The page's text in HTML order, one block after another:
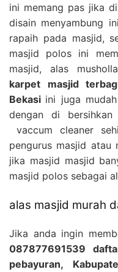
ini memang pas jika
disain menyambung
rapaih pada masjid,
masjid polos ini
masjid, alas
karpet masjid
Bekasi ini juga
dengan di bersihkan
vaccum cleaner
pengurus masjid atau
jika masjid masjid
masjid polos sebagai
alas masjid murah
Jika anda ingin
087877691539
pebayuran,